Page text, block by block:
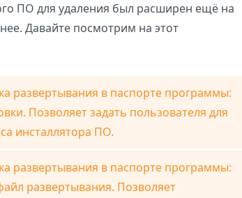
ПО для удаления был расширен ещё на
Давайте посмотрим на этот
развертывания в паспорте программы:
Позволяет задать пользователя для
инсталлятора ПО.
развертывания в паспорте программы:
развертывания. Позволяет